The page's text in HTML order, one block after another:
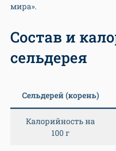
мира».
Состав и
сельдерея
Сельдерей (корень)
Калорийность на
100 г